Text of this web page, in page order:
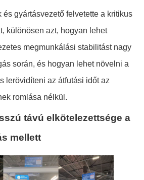
és gyártásvezető felvetette a kritikus
különösen azt, hogyan lehet
megmunkálási stabilitást nagy
során, és hogyan lehet növelni a
lerövidíteni az átfutási időt az
romlása nélkül.
távú elkötelezettsége a
mellett